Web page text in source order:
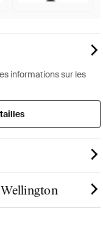
informations sur les
Wellington